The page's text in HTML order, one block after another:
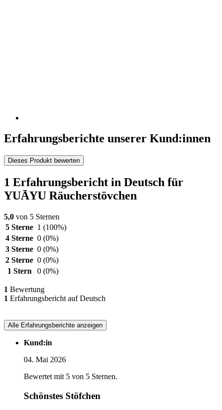
Erfahrungsberichte unserer Kund:innen
Dieses Produkt bewerten
1 Erfahrungsbericht in Deutsch für
YUĀYU Räucherstövchen
5,0 von 5 Sternen
5 Sterne 1 (100%)
4 Sterne 0 (0%)
3 Sterne 0 (0%)
2 Sterne 0 (0%)
1 Stern
0 (0%)
1 Bewertung
1 Erfahrungsbericht auf Deutsch
Alle Erfahrungsberichte anzeigen
Kund:in
04. Mai 2026
Bewertet mit 5 von 5 Sternen.
Schönstes Stöfchen